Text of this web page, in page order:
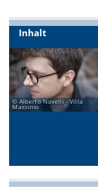
Inhalt
Alberto Novelli - Villa
Massimo